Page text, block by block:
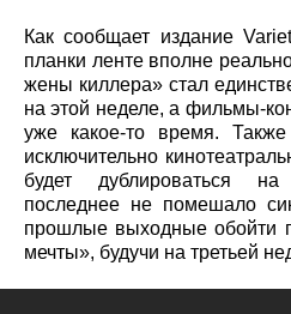
Как сообщает издание
планки ленте вполне
жены киллера» стал
на этой неделе, а фильмы-
уже какое-то время.
исключительно
будет дублироваться
последнее не помешало
прошлые выходные обойти
мечты», будучи на третьей